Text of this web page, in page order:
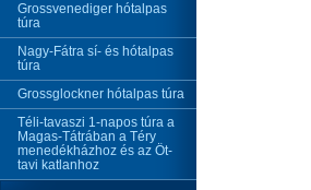
Grossvenediger hótalpas
túra
Nagy-Fátra sí- és hótalpas
túra
Grossglockner hótalpas túra
Téli-tavaszi 1-napos túra a
Magas-Tátrában a Téry
menedékházhoz és az Öt-
tavi katlanhoz